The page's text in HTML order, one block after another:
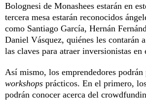
Bolognesi de Monashees estarán en
tercera mesa estarán reconocidos
como Santiago García, Hernán
Daniel Vásquez, quiénes les contarán
las claves para atraer inversionistas en
Así mismo, los emprendedores podrán
workshops prácticos. En el primero,
podrán conocer acerca del